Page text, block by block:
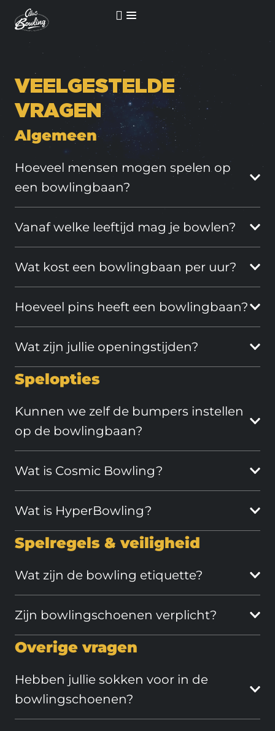
VEELGESTELDE
VRAGEN
Algemeen
Hoeveel mensen mogen spelen op
een bowlingbaan?
Vanaf welke leeftijd mag je bowlen?
Wat kost een bowlingbaan per uur?
Hoeveel pins heeft een bowlingbaan?
Wat zijn jullie openingstijden?
Spelopties
Kunnen we zelf de bumpers instellen
op de bowlingbaan?
Wat is Cosmic Bowling?
Wat is HyperBowling?
Spelregels & veiligheid
Wat zijn de bowling etiquette?
Zijn bowlingschoenen verplicht?
Overige vragen
Hebben jullie sokken voor in de
bowlingschoenen?